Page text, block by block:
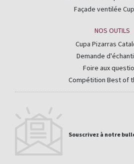
Façade ventilée
NOS OUTILS
Cupa Pizarras
Demande
Foire aux
Compétition Best of
Souscrivez à notre